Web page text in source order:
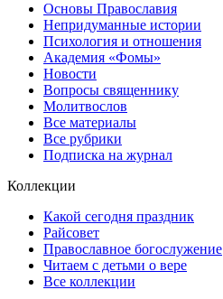
Основы Православия
Непридуманные истории
Психология и отношения
Академия «Фомы»
Новости
Вопросы священнику
Молитвослов
Все материалы
Все рубрики
Подписка на журнал
Коллекции
Какой сегодня праздник
Райсовет
Православное богослужение
Читаем с детьми о вере
Все коллекции